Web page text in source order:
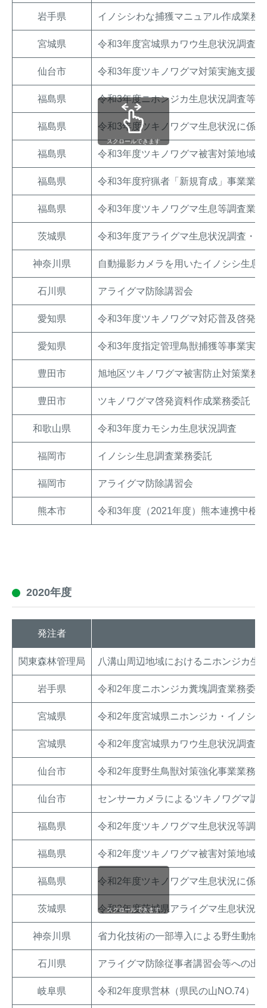
岩手県 イノシシわな捕獲マニュアル作成業務
宮城県 令和3年度宮城県カワウ生息状況調査業
仙台市 令和3年度ツキノワグマ対策実施支援
福島県 令和3年度ニホンジカ生息状況調査等業
福島県 令和3年度ツキノワグマ生息状況に係
福島県 令和3年度ツキノワグマ被害対策地域
福島県 令和3年度狩猟者「新規育成」事業業務
福島県 令和3年度ツキノワグマ生息等調査業務
茨城県 令和3年度アライグマ生息状況調査・
神奈川県 自動撮影カメラを用いたイノシシ生息
石川県 アライグマ防除講習会
愛知県 令和3年度ツキノワグマ対応普及啓発業
愛知県 令和3年度指定管理鳥獣捕獲等事業実
豊田市 旭地区ツキノワグマ被害防止対策業務
豊田市 ツキノワグマ啓発資料作成業務委託
和歌山県 令和3年度カモシカ生息状況調査
福岡市 イノシシ生息調査業務委託
福岡市 アライグマ防除講習会
熊本市 令和3年度（2021年度）熊本連携中枢
スクロールできます
2020年度
発注者
関東森林管理局 八溝山周辺地域におけるニホンジカ生
岩手県 令和2年度ニホンジカ糞塊調査業務委託
宮城県 令和2年度宮城県ニホンジカ・イノシ
宮城県 令和2年度宮城県カワウ生息状況調査業
仙台市 令和2年度野生鳥獣対策強化事業業務委
仙台市 センサーカメラによるツキノワグマ調
福島県 令和2年度ツキノワグマ生息状況等調
福島県 令和2年度ツキノワグマ被害対策地域
福島県 令和2年度ツキノワグマ生息状況に係
茨城県 令和2年度茨城県アライグマ生息状況
神奈川県 省力化技術の一部導入による野生動物
石川県 アライグマ防除従事者講習会等への出
岐阜県 令和2年度県営林（県民の山NO.74）
スクロールできます